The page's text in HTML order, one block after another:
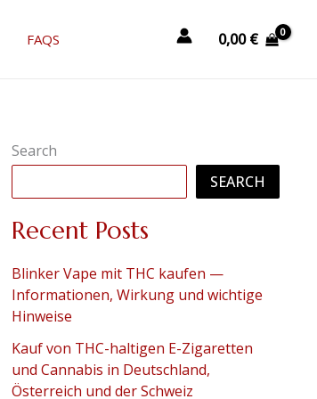
FAQS 0,00€
Search
SEARCH
Recent Posts
Blinker Vape mit THC kaufen —
Informationen, Wirkung und wichtige
Hinweise
Kauf von THC-haltigen E-Zigaretten
und Cannabis in Deutschland,
Österreich und der Schweiz